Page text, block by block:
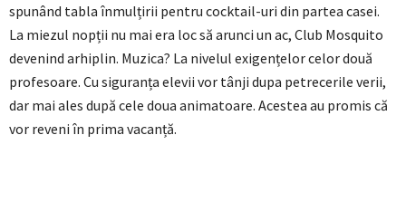
spunând tabla înmulțirii pentru cocktail-uri din partea casei.
La miezul nopții nu mai era loc să arunci un ac, Club Mosquito
devenind arhiplin. Muzica? La nivelul exigențelor celor două
profesoare. Cu siguranța elevii vor tânji dupa petrecerile verii,
dar mai ales după cele doua animatoare. Acestea au promis că
vor reveni în prima vacanță.